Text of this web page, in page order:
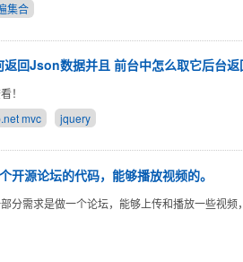
集合
回Json数据并且 前台中怎么取它后台返
！
mvc jquery
开源论坛的代码，能够播放视频的。
分需求是做一个论坛，能够上传和播放一些视频